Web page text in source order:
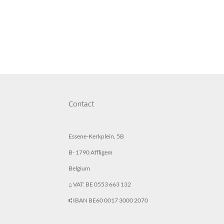
Contact
Essene-Kerkplein, 5B
B- 1790 Affligem
Belgium
⌂ VAT: BE 0553 663 132
⑆ IBAN BE60 0017 3000 2070